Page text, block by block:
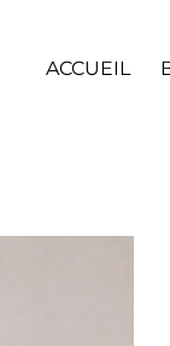
ACCUEIL